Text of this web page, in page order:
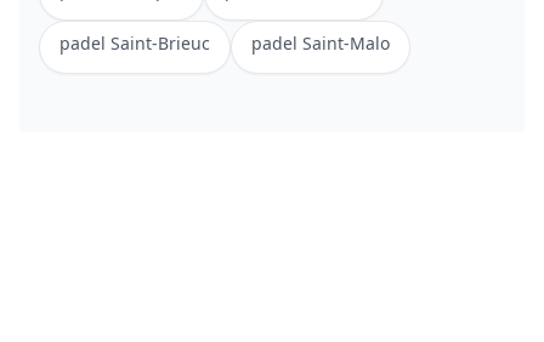
padel Saint-Brieuc padel Saint-Malo